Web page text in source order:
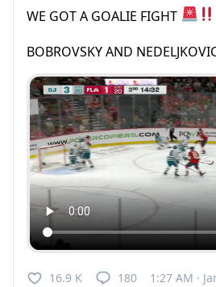
WE GOT A GOALIE FIGHT
BOBROVSKY AND
16.9 K 180 1:27 AM ·